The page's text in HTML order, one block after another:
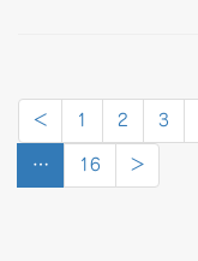
< 1 2 3
… 16 >